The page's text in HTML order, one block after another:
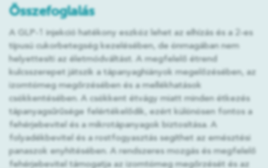
Összefoglalás
A GLP-1 injekció hatékony eszköz lehet az elhízás és a 2-es
típusú cukorbetegség kezelésében, de önmagában nem
helyettesíti az életmódváltást. A megfelelő étrend
kulcsszerepet játszik a tápanyaghiányok megelőzésében, az
izomtömeg megőrzésében és a mellékhatások
csökkentésében. A csökkent étvágy miatt minden étkezés
tápanyagsűrűsége felértékelődik, ezért különösen fontos a
fehérjebevitel és a mikrotápanyagok biztosítása. A
folyadékbevitel és a rostfogyasztás segíthet az emésztési
panaszok enyhítésében. A rendszeres mozgás és megfelelő
fehérjebevitel támogatja az izomtömeg megőrzését és az